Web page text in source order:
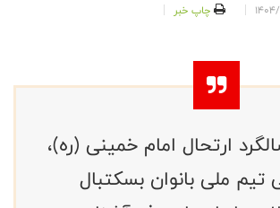
چاپ خبر
ارتحال امام خمینی (ره)،
تیم ملی بانوان بسکتبال